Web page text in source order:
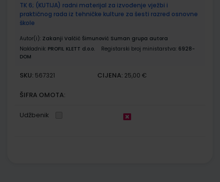
TK 6; (KUTIJA) radni materijal za izvođenje vježbi i
praktičnog rada iz tehničke kulture za šesti razred osnovne
škole
Autor(i): Zakanji Valčić Šimunović Suman grupa autora
Nakladnik: PROFIL KLETT d.o.o. Registarski broj ministarstva: 6928-
DOM
SKU: 567321 CIJENA: 25,00 €
ŠIFRA OMOTA:
Udžbenik